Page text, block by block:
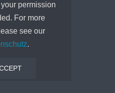
permission
For more
see our
.